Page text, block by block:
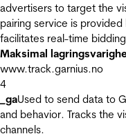
advertisers to target the
pairing service is
facilitates real-time
Maksimal
www.track.garnius.no
4
_gaUsed to send data to
and behavior. Tracks the
channels.